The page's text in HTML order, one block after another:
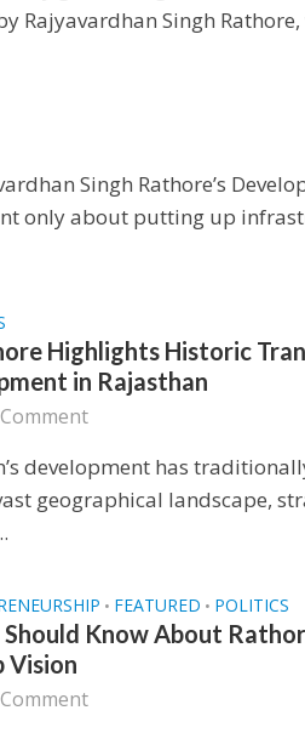
Rajyavardhan Singh Rathore,
Rathore’s
Singh Rathore’s
only about putting up
Highlights Historic
in Rajasthan
development has
geographical landscape,
• FEATURED • POLITICS
Know About
Vision